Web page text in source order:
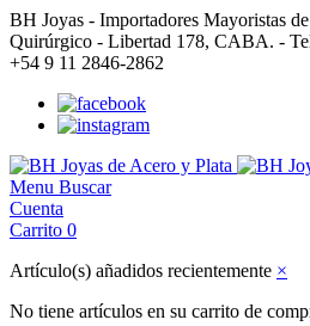
BH Joyas - Importadores Mayoristas
Quirúrgico - Libertad 178, CABA. -
+54 9 11 2846-2862
Menu Buscar
Cuenta
Carrito 0
Artículo(s) añadidos recientemente ×
No tiene artículos en su carrito de